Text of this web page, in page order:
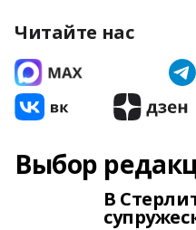
Читайте нас
Выбор
В